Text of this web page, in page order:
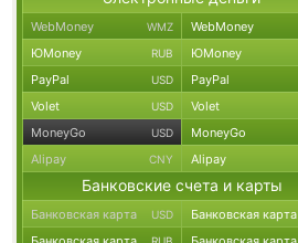
WebMoney WMZ WebMoney
ЮMoney RUB ЮMoney
PayPal USD PayPal
Volet USD Volet
MoneyGo USD MoneyGo
Alipay CNY Alipay
Банковские счета и карты
Банковская карта USD Банковская карта